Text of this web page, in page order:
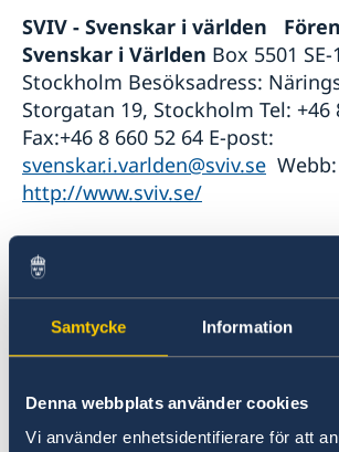
Samtycke Information
Denna webbplats använder cookies
Vi använder enhetsidentifierare för att
SVIV - Svenskar i världen
Svenskar i Världen Box 5501
Stockholm Besöksadress:
Storgatan 19, Stockholm Tel: +46
Fax:+46 8 660 52 64 E-post:
svenskar.i.varlden@sviv.se Webb:
http://www.sviv.se/
SWEA
Association - är en global ideell
eller har varit bosatta utomlands
SWEA RomE-post:rom@swea.org
www.rom.swea.org